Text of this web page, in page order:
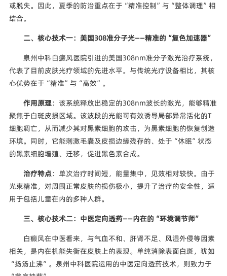
或脱失。因此，夏季的防治重点在于“精准控制”与“整体调理”相
结合。
二、核心技术一：美国308准分子光——精准的“复色加速器”
泉州中科白癜风医院引进的美国308nm准分子激光治疗系统，
代表了目前皮肤光疗领域的先进水平。与传统光疗设备相比，其核
心优势在于“精准”与“高效”。
作用原理：该系统释放出稳定的308nm波长的激光，能够精准
聚焦于白斑皮损区域。该波段的光能可有效诱导局部异常活化的T
细胞凋亡，从而减少其对黑素细胞的攻击，为黑素细胞的恢复创造
环境。同时，它能刺激毛囊及皮损边缘残存的、处于“休眠”状态
的黑素细胞增殖、迁移，促进黑色素合成。
治疗特点：单次治疗时间短，能量集中，见效相对较快。由于
光束精准，对周围正常皮肤的损伤极小，提升了治疗的安全性，适
用于包括儿童在内的多种人群。
三、核心技术二：中医定向透药——内在的“环境调节师”
白癜风在中医看来，与气血不和、肝肾不足、风湿外侵等因素
相关，是内在机能失衡在皮肤上的表现。单纯消除表面白斑，犹如
“扬汤止沸”。泉州中科医院运用的中医定向透药技术，则致力于